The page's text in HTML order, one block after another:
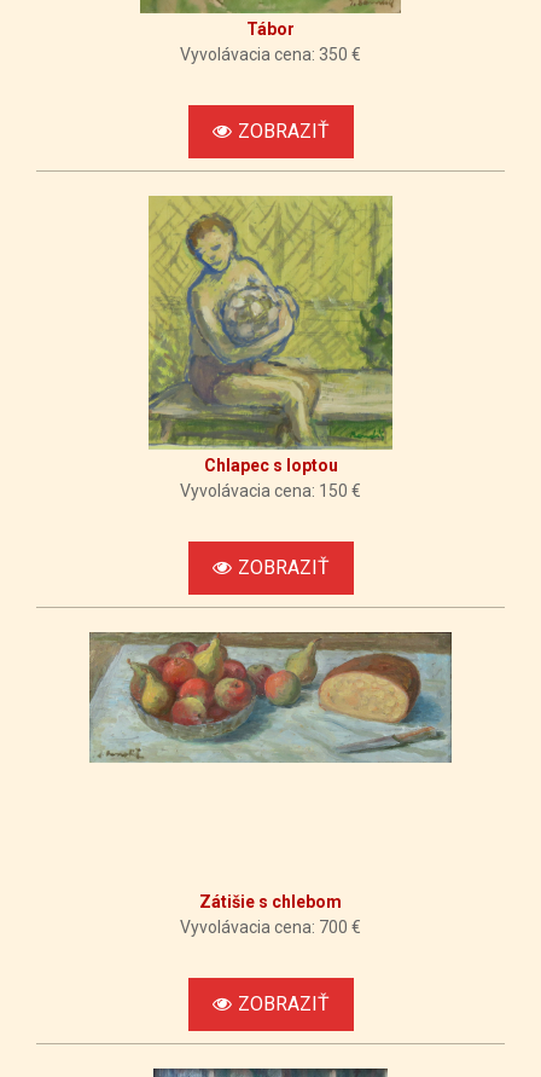
Tábor
Vyvolávacia cena: 350 €
ZOBRAZIŤ
Chlapec s loptou
Vyvolávacia cena: 150 €
ZOBRAZIŤ
Zátišie s chlebom
Vyvolávacia cena: 700 €
ZOBRAZIŤ